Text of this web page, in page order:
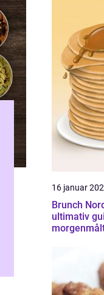
16 januar
Brunch
ultimativ